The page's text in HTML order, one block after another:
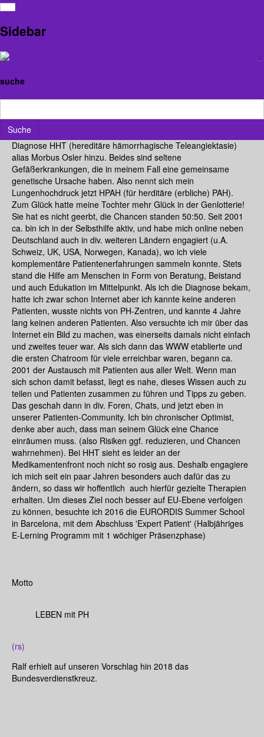
Sidebar
×
suche
Suche
Ralf Schmiedel
Hallo, ich bin Ralf, Elektronik-Ingenieur, wegen schwerer
pulmonaler Hypertonie berentet seit 1999, verheiratet, eine
pulmonale Hypertonie), heute heißt das 'idiopathische pulmonal
arterielle Hypertonie',(IPAH). Später kam dann noch die
Diagnose HHT (hereditäre hämorrhagische Teleangiektasie)
alias Morbus Osler hinzu. Beides sind seltene
Gefäßerkrankungen, die in meinem Fall eine gemeinsame
genetische Ursache haben. Also nennt sich mein
Lungenhochdruck jetzt HPAH (für herditäre (erbliche) PAH).
Zum Glück hatte meine Tochter mehr Glück in der Genlotterie!
Sie hat es nicht geerbt, die Chancen standen 50:50. Seit 2001
ca. bin ich in der Selbsthilfe aktiv, und habe mich online neben
Deutschland auch in div. weiteren Ländern engagiert (u.A.
Schweiz, UK, USA, Norwegen, Kanada), wo ich viele
komplementäre Patientenerfahrungen sammeln konnte. Stets
stand die Hilfe am Menschen in Form von Beratung, Beistand
und auch Edukation im Mittelpunkt. Als ich die Diagnose bekam,
hatte ich zwar schon Internet aber ich kannte keine anderen
Patienten, wusste nichts von PH-Zentren, und kannte 4 Jahre
lang keinen anderen Patienten. Also versuchte ich mir über das
Internet ein Bild zu machen, was einerseits damals nicht einfach
und zweites teuer war. Als sich dann das WWW etablierte und
die ersten Chatroom für viele erreichbar waren, begann ca.
2001 der Austausch mit Patienten aus aller Welt. Wenn man
sich schon damit befasst, liegt es nahe, dieses Wissen auch zu
teilen und Patienten zusammen zu führen und Tipps zu geben.
Das geschah dann in div. Foren, Chats, und jetzt eben in
unserer Patienten-Community. Ich bin chronischer Optimist,
denke aber auch, dass man seinem Glück eine Chance
einräumen muss. (also Risiken ggf. reduzieren, und Chancen
wahrnehmen). Bei HHT sieht es leider an der
Medikamentenfront noch nicht so rosig aus. Deshalb engagiere
ich mich seit ein paar Jahren besonders auch dafür das zu
ändern, so dass wir hoffentlich auch hierfür gezielte Therapien
erhalten. Um dieses Ziel noch besser auf EU-Ebene verfolgen
zu können, besuchte ich 2016 die EURORDIS Summer School
in Barcelona, mit dem Abschluss 'Expert Patient' (Halbjähriges
E-Lerning Programm mit 1 wöchiger Präsenzphase)
Motto
LEBEN mit PH
(rs)
Ralf erhielt auf unseren Vorschlag hin 2018 das
Bundesverdienstkreuz.